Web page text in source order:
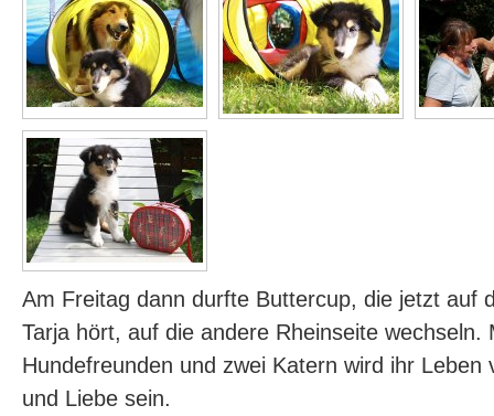
Am Freitag dann durfte Buttercup, die jetzt auf
Tarja hört, auf die andere Rheinseite wechseln.
Hundefreunden und zwei Katern wird ihr Leben
und Liebe sein.